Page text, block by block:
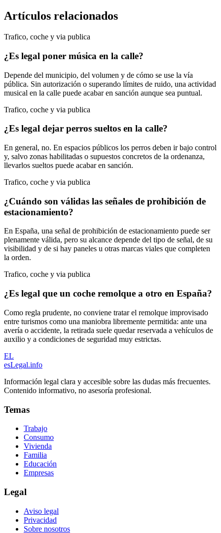
Artículos relacionados
Trafico, coche y via publica
¿Es legal poner música en la calle?
Depende del municipio, del volumen y de cómo se use la vía
pública. Sin autorización o superando límites de ruido, una actividad
musical en la calle puede acabar en sanción aunque sea puntual.
Trafico, coche y via publica
¿Es legal dejar perros sueltos en la calle?
En general, no. En espacios públicos los perros deben ir bajo control
y, salvo zonas habilitadas o supuestos concretos de la ordenanza,
llevarlos sueltos puede acabar en sanción.
Trafico, coche y via publica
¿Cuándo son válidas las señales de prohibición de
estacionamiento?
En España, una señal de prohibición de estacionamiento puede ser
plenamente válida, pero su alcance depende del tipo de señal, de su
visibilidad y de si hay paneles u otras marcas viales que completen
la orden.
Trafico, coche y via publica
¿Es legal que un coche remolque a otro en España?
Como regla prudente, no conviene tratar el remolque improvisado
entre turismos como una maniobra libremente permitida: ante una
avería o accidente, la retirada suele quedar reservada a vehículos de
auxilio y a condiciones de seguridad muy estrictas.
EL
esLegal.info
Información legal clara y accesible sobre las dudas más frecuentes.
Contenido informativo, no asesoría profesional.
Temas
Trabajo
Consumo
Vivienda
Familia
Educación
Empresas
Legal
Aviso legal
Privacidad
Sobre nosotros